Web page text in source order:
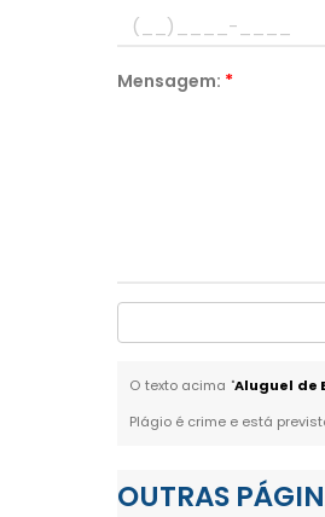
Mensagem: *
O texto acima "Aluguel de
Plágio é crime e está
OUTRAS